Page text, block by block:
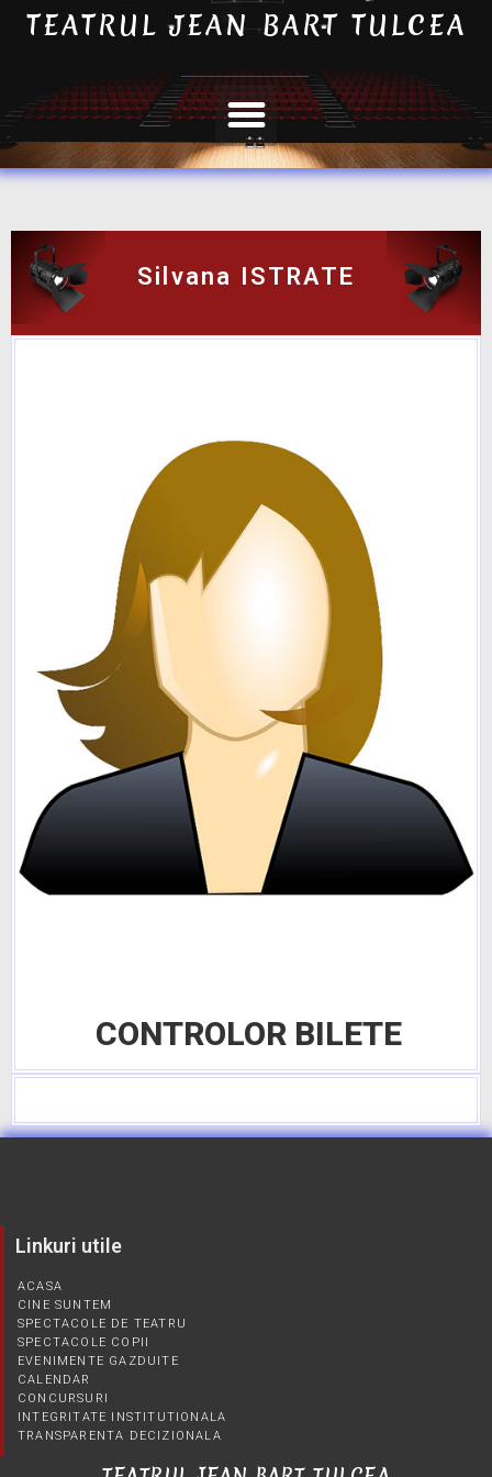
TEATRUL JEAN BART TULCEA
Silvana ISTRATE
CONTROLOR BILETE
Linkuri utile
ACASA
CINE SUNTEM
SPECTACOLE DE TEATRU
SPECTACOLE COPII
EVENIMENTE GAZDUITE
CALENDAR
CONCURSURI
INTEGRITATE INSTITUTIONALA
TRANSPARENTA DECIZIONALA